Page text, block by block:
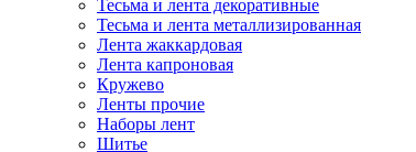
Тесьма и лента декоративные
Тесьма и лента металлизированная
Лента жаккардовая
Лента капроновая
Кружево
Ленты прочие
Наборы лент
Шитье